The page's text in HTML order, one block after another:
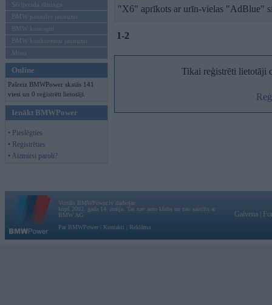
Sērijveida tūnings
BMW pasaules jaunumi
BMW koncepti
BMW konkurentu jaunumi
Moto
Online
Pašreiz BMWPower skatās 141
viesi un 0 reģistrēti lietotāji.
Ienākt BMWPower
• Pieslēgties
• Reģistrēties
• Aizmirsi paroli?
"X6" aprīkots ar urīn-vielas "AdBlue"
1-2
Tikai reģistrēti lietotāji
Vortāls BMWPower.lv darbojas
kopš 2002. gada 14. maija. Tas nav auto klubs un nav saistīts ar
BMW AG.
Par BMWPower
Kontakti Reklāma
Galvena